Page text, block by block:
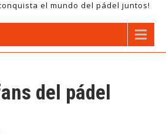
el mundo del pádel juntos!
del pádel